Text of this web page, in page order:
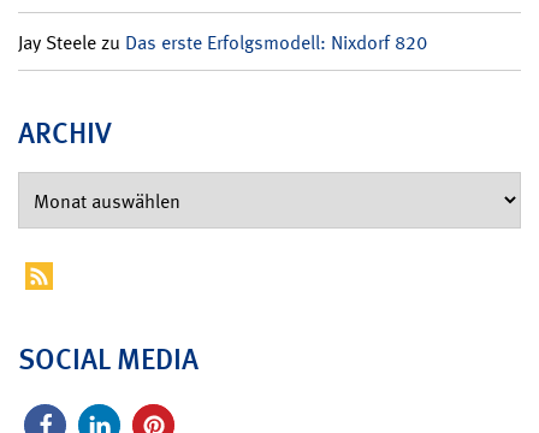
Jay Steelezu Das erste Erfolgsmodell: Nixdorf 820
ARCHIV
SOCIAL MEDIA